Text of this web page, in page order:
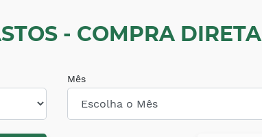
- COMPRA DIRETA
Mês